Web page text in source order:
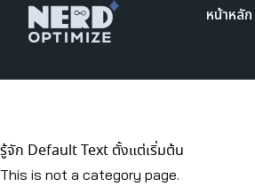
หน้าหลัก
รู้จัก Default Text ตั้งแต่เริ่มต้น
This is not a category page.